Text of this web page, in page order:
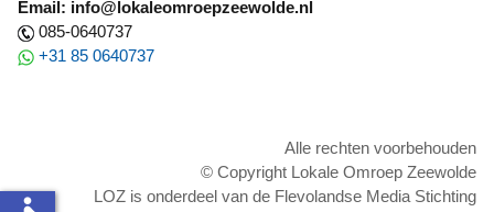
Email: info@lokaleomroepzeewolde.nl
085-0640737
+31 85 0640737
Alle rechten voorbehouden
© Copyright Lokale Omroep Zeewolde
LOZ is onderdeel van de Flevolandse Media Stichting